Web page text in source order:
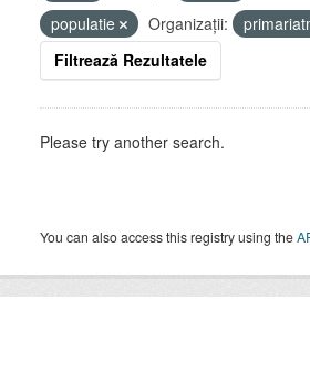
populatie
Organizații:
Filtrează Rezultatele
Please try another search.
You can also access this registry using the